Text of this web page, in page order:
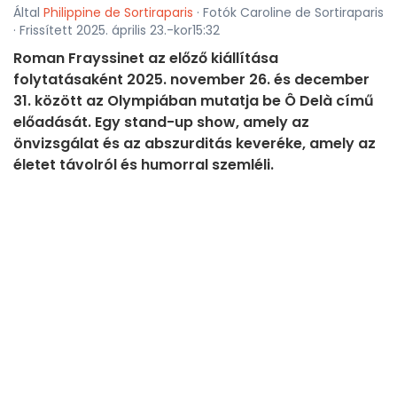
Által Philippine de Sortiraparis · Fotók Caroline de Sortiraparis
· Frissített 2025. április 23.-kor15:32
Roman Frayssinet az előző kiállítása
folytatásaként 2025. november 26. és december
31. között az Olympiában mutatja be Ô Delà című
előadását. Egy stand-up show, amely az
önvizsgálat és az abszurditás keveréke, amely az
életet távolról és humorral szemléli.